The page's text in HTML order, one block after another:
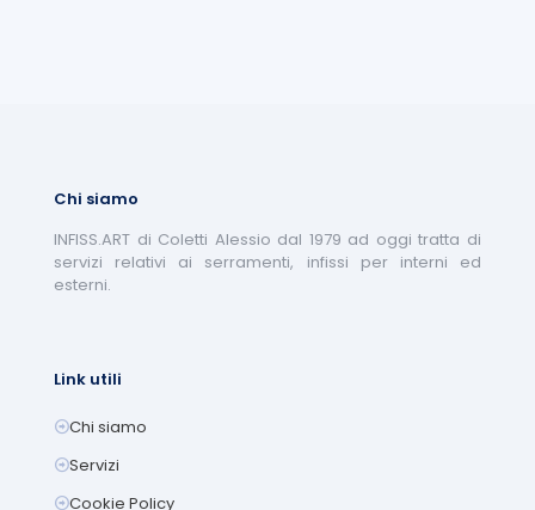
Chi siamo
INFISS.ART di Coletti Alessio dal 1979 ad oggi tratta di
servizi relativi ai serramenti, infissi per interni ed
esterni.
Link utili
Chi siamo
Servizi
Cookie Policy